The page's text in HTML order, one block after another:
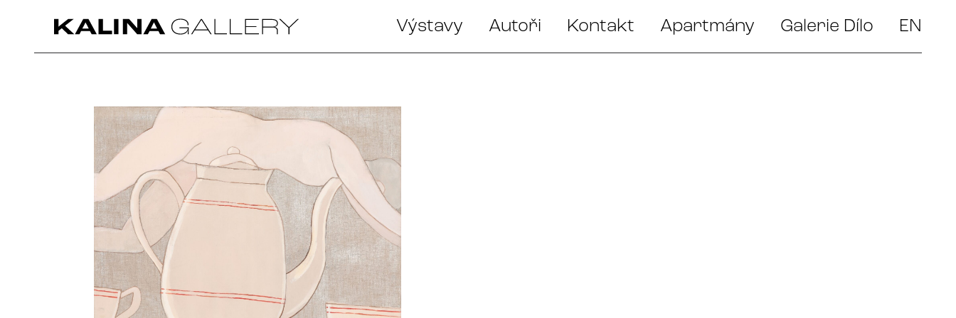
Výstavy Autoři Kontakt Apartmány Galerie Dílo EN